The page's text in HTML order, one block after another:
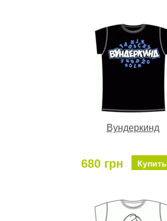
Вундеркинд
680 грн Купить